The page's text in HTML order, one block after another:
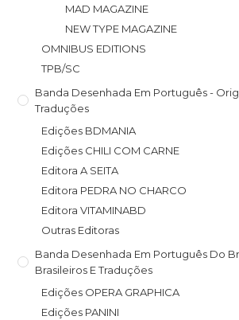
MAD MAGAZINE
NEW TYPE MAGAZINE
OMNIBUS EDITIONS
TPB/SC
Banda Desenhada Em Português -
Traduções
Edições BDMANIA
Edições CHILI COM CARNE
Editora A SEITA
Editora PEDRA NO CHARCO
Editora VITAMINABD
Outras Editoras
Banda Desenhada Em Português Do
Brasileiros E Traduções
Edições OPERA GRAPHICA
Edições PANINI